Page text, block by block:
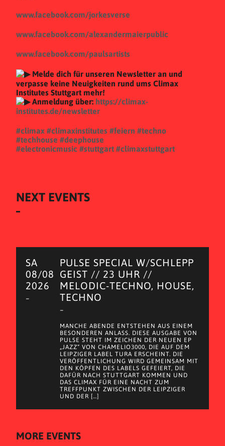
www.facebook.com/jorkesverse
www.facebook.com/alexandermaierpublic
www.facebook.com/paulsartists
Melde dich für unseren Newsletter an und
verpasse keine Neuigkeiten rund ums Climax
Institutes Stuttgart mehr!
Anmeldung über: https://climax-
institutes.de/newsletter
#climax #climaxinstitutes #feiern #techno
#techhouse #deephouse
#electronicmusic #stuttgart #climaxstuttgart
NEXT EVENTS
SA
08/08
2026
–
PULSE SPECIAL W/SCHLEPP
GEIST // 23 UHR //
MELODIC-TECHNO, HOUSE,
TECHNO
–
MANCHE ABENDE ENTSTEHEN AUS EINEM
BESONDEREN ANLASS. DIESE AUSGABE VON
PULSE STEHT IM ZEICHEN DER NEUEN EP
„JAZZ“ VON CHAMELIO3000, DIE AUF DEM
LEIPZIGER LABEL TURA ERSCHEINT. DIE
VERÖFFENTLICHUNG WIRD GEMEINSAM MIT
DEN KÖPFEN DES LABELS GEFEIERT, DIE
DAFÜR NACH STUTTGART KOMMEN UND
DAS CLIMAX FÜR EINE NACHT ZUM
TREFFPUNKT ZWISCHEN DER LEIPZIGER
UND DER […]
MORE EVENTS